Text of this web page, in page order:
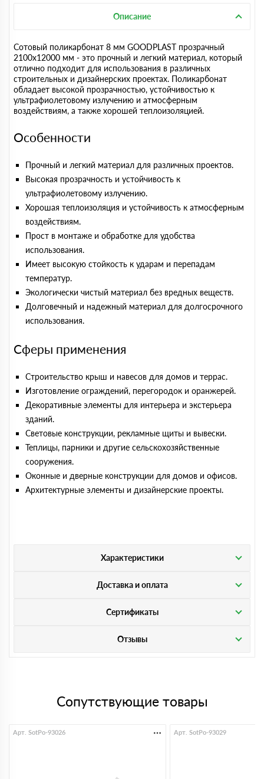
Описание
Сотовый поликарбонат 8 мм GOODPLAST прозрачный
2100х12000 мм - это прочный и легкий материал, который
отлично подходит для использования в различных
строительных и дизайнерских проектах. Поликарбонат
обладает высокой прозрачностью, устойчивостью к
ультрафиолетовому излучению и атмосферным
воздействиям, а также хорошей теплоизоляцией.
Особенности
Прочный и легкий материал для различных проектов.
Высокая прозрачность и устойчивость к
ультрафиолетовому излучению.
Хорошая теплоизоляция и устойчивость к атмосферным
воздействиям.
Прост в монтаже и обработке для удобства
использования.
Имеет высокую стойкость к ударам и перепадам
температур.
Экологически чистый материал без вредных веществ.
Долговечный и надежный материал для долгосрочного
использования.
Сферы применения
Строительство крыш и навесов для домов и террас.
Изготовление ограждений, перегородок и оранжерей.
Декоративные элементы для интерьера и экстерьера
зданий.
Световые конструкции, рекламные щиты и вывески.
Теплицы, парники и другие сельскохозяйственные
сооружения.
Оконные и дверные конструкции для домов и офисов.
Архитектурные элементы и дизайнерские проекты.
Характеристики
Доставка и оплата
Сертификаты
Отзывы
Сопутствующие товары
Арт. SotPo-93026 Арт. SotPo-93029